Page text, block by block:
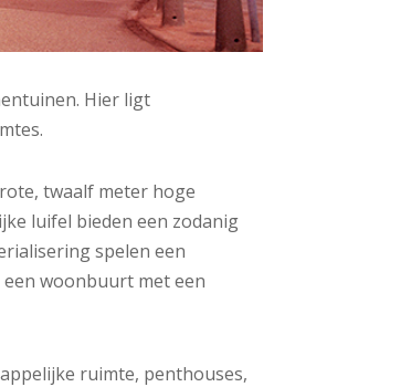
Hier ligt
twaalf meter hoge
luifel bieden een zodanig
spelen een
woonbuurt met een
ruimte, penthouses,